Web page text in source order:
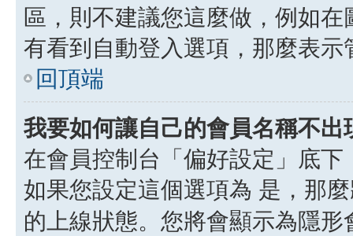
區，則不建議您這麼做，例如
有看到自動登入選項，那麼表
回頂端
我要如何讓自己的會員名稱不
在會員控制台「偏好設定」底
如果您設定這個選項為 是 ，那
的上線狀態。您將會顯示為隱形